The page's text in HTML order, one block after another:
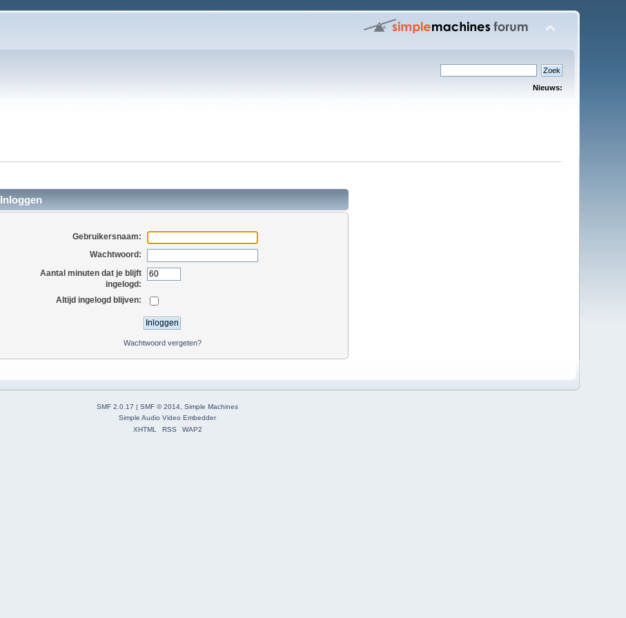
Nieuws:
Inloggen
Gebruikersnaam:
Wachtwoord:
Aantal minuten dat je blijft
ingelogd:
Altijd ingelogd blijven:
Wachtwoord vergeten?
SMF 2.0.17 SMF © 2014, Simple Machines
Simple Audio Video Embedder
XHTML
RSS WAP2